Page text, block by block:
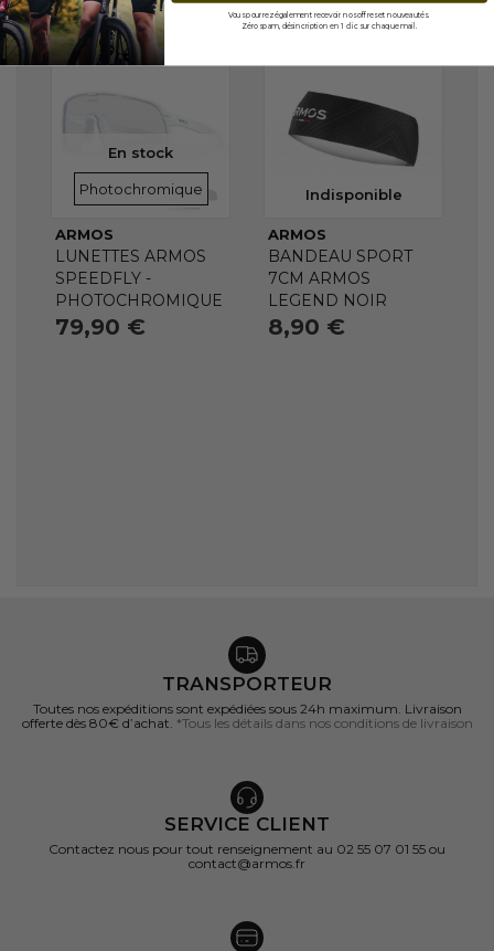
En stock
VERRES
Photochromique
ARMOS
LUNETTES ARMOS
SPEEDFLY -
PHOTOCHROMIQUE
79,90 €
Indisponible
ARMOS
BANDEAU SPORT
7CM ARMOS
LEGEND NOIR
8,90 €
TRANSPORTEUR
Toutes nos expéditions sont expédiées sous 24h maximum. Livraison
offerte dès 80€ d’achat. *Tous les détails dans nos conditions de livraison
SERVICE CLIENT
Contactez nous pour tout renseignement au 02 55 07 01 55 ou
contact@armos.fr
Vous pourrez également recevoir nos offres et nouveautés.
Zéro spam, désincription en 1 clic sur chaque mail.